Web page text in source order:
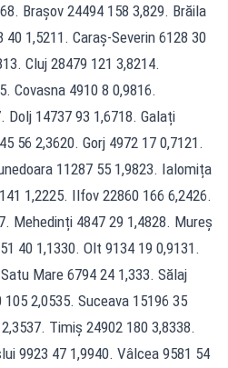
Brașov 24494 158 3,829. Brăila
40 1,5211. Caraș-Severin 6128 30
Cluj 28479 121 3,8214.
Covasna 4910 8 0,9816.
Dolj 14737 93 1,6718. Galați
56 2,3620. Gorj 4972 17 0,7121.
11287 55 1,9823. Ialomița
1,2225. Ilfov 22860 166 6,2426.
Mehedinți 4847 29 1,4828. Mureș
40 1,1330. Olt 9134 19 0,9131.
Mare 6794 24 1,333. Sălaj
2,0535. Suceava 15196 35
Timiș 24902 180 3,8338.
9923 47 1,9940. Vâlcea 9581 54